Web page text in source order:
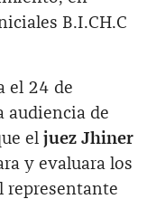
B.I.CH.C
el 24 de
audiencia de
el juez Jhiner
y evaluara los
representante